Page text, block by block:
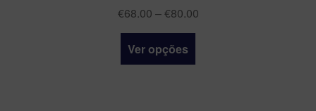
€68.00 –€80.00
Ver opções